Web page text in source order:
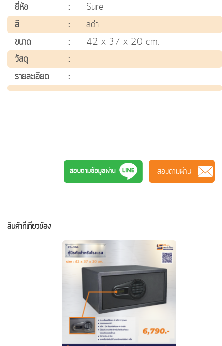
ยี่ห้อ
:
Sure
สี
:
สีดำ
ขนาด
:
42 x 37 x 20 cm.
วัสดุ
:
รายละเอียด
:
สอบถามผ่าน
สินค้าที่เกี่ยวข้อง